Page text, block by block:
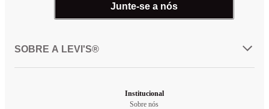
Junte-se a nós
SOBRE A LEVI'S®
Institucional
Sobre nós